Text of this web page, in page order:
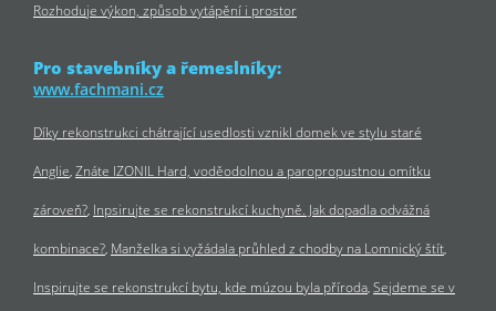
Rozhoduje výkon, způsob vytápění i prostor
Pro stavebníky a řemeslníky:
www.fachmani.cz
Díky rekonstrukci chátrající usedlosti vznikl domek ve stylu staré
Anglie Znáte IZONIL Hard, voděodolnou a paropropustnou omítku
zároveň? Inpsirujte se rekonstrukcí kuchyně. Jak dopadla odvážná
kombinace? Manželka si vyžádala průhled z chodby na Lomnický štít
Inspirujte se rekonstrukcí bytu, kde múzou byla příroda Sejdeme se v